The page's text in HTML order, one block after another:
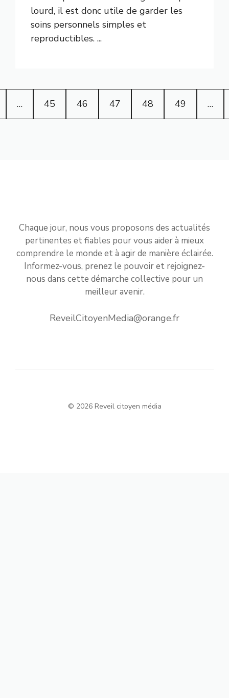
lourd, il est donc utile de garder les
soins personnels simples et
reproductibles. ...
… 45 46 47 48 49 …
Chaque jour, nous vous proposons des actualités
pertinentes et fiables pour vous aider à mieux
comprendre le monde et à agir de manière éclairée.
Informez-vous, prenez le pouvoir et rejoignez-
nous dans cette démarche collective pour un
meilleur avenir.
ReveilCitoyenMedia@orange.fr
© 2026 Reveil citoyen média